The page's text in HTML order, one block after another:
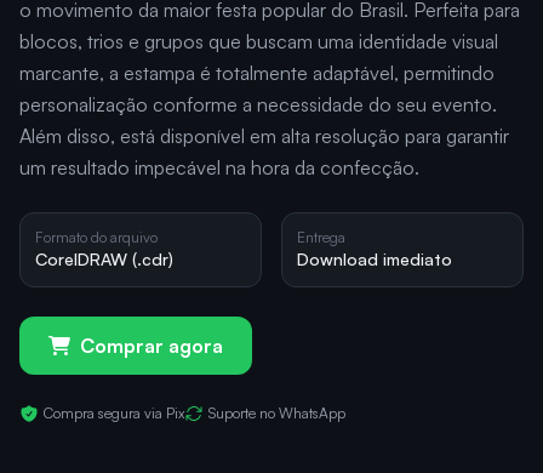
o movimento da maior festa popular do Brasil. Perfeita para
blocos, trios e grupos que buscam uma identidade visual
marcante, a estampa é totalmente adaptável, permitindo
personalização conforme a necessidade do seu evento.
Além disso, está disponível em alta resolução para garantir
um resultado impecável na hora da confecção.
Formato do arquivo
CorelDRAW (.cdr)
Entrega
Download imediato
Comprar agora
Compra segura via Pix Suporte no WhatsApp